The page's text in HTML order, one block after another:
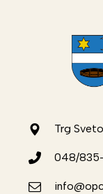
Trg
048/